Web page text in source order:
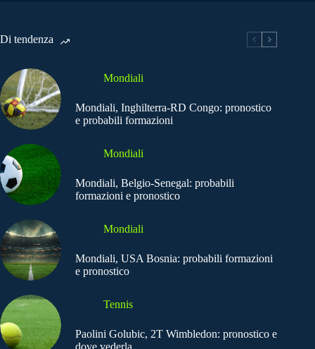
Di tendenza
Mondiali
Mondiali, Inghilterra-RD Congo: pronostico
e probabili formazioni
Mondiali
Mondiali, Belgio-Senegal: probabili
formazioni e pronostico
Mondiali
Mondiali, USA Bosnia: probabili formazioni
e pronostico
Tennis
Paolini Golubic, 2T Wimbledon: pronostico e
dove vederla